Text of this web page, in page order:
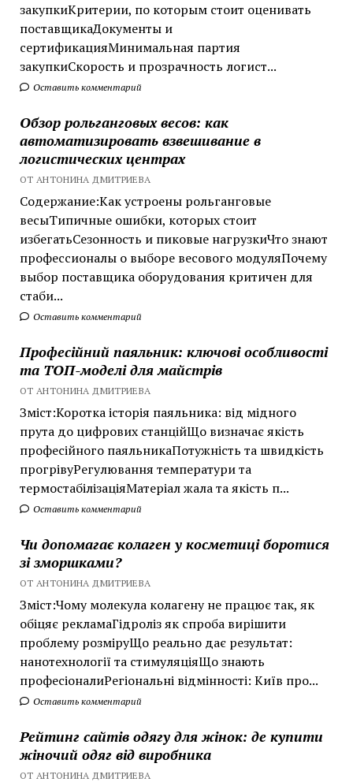
закупкиКритерии, по которым стоит оценивать
поставщикаДокументы и
сертификацияМинимальная партия
закупкиСкорость и прозрачность логист...
Оставить комментарий
Обзор рольганговых весов: как
автоматизировать взвешивание в
логистических центрах
ОТ АНТОНИНА ДМИТРИЕВА
Содержание:Как устроены рольганговые
весыТипичные ошибки, которых стоит
избегатьСезонность и пиковые нагрузкиЧто знают
профессионалы о выборе весового модуляПочему
выбор поставщика оборудования критичен для
стаби...
Оставить комментарий
Професійний паяльник: ключові особливості
та ТОП-моделі для майстрів
ОТ АНТОНИНА ДМИТРИЕВА
Зміст:Коротка історія паяльника: від мідного
прута до цифрових станційЩо визначає якість
професійного паяльникаПотужність та швидкість
прогрівуРегулювання температури та
термостабілізаціяМатеріал жала та якість п...
Оставить комментарий
Чи допомагає колаген у косметиці боротися
зі зморшками?
ОТ АНТОНИНА ДМИТРИЕВА
Зміст:Чому молекула колагену не працює так, як
обіцяє рекламаГідроліз як спроба вирішити
проблему розміруЩо реально дає результат:
нанотехнології та стимуляціяЩо знають
професіоналиРегіональні відмінності: Київ про...
Оставить комментарий
Рейтинг сайтів одягу для жінок: де купити
жіночий одяг від виробника
ОТ АНТОНИНА ДМИТРИЕВА